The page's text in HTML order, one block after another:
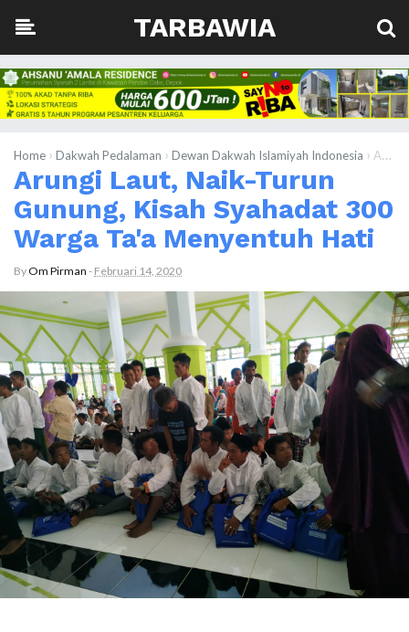
TARBAWIA
Home › Dakwah Pedalaman › Dewan Dakwah Islamiyah Indonesia › Arungi Laut, Naik-Turun Gunung, Kisah Syahadat 300 Warga Ta'a Menyentuh Hati
Arungi Laut, Naik-Turun
Gunung, Kisah Syahadat 300
Warga Ta'a Menyentuh Hati
ByOm Pirman - Februari 14, 2020